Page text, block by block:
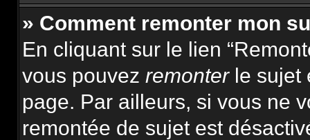
» Comment remonter mon
En cliquant sur le lien
vous pouvez remonterle sujet
page. Par ailleurs, si vous ne
remontée de sujet est